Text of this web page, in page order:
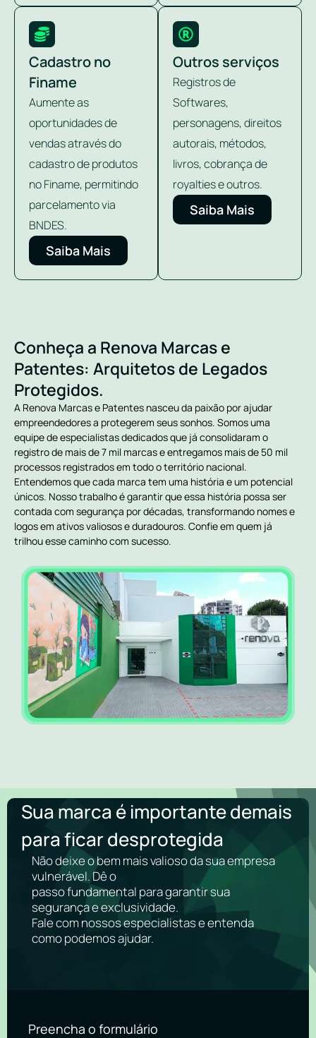
Cadastro no
Finame
Aumente as
oportunidades de
vendas através do
cadastro de produtos
no Finame, permitindo
parcelamento via
BNDES.
Saiba Mais
Outros serviços
Registros de
Softwares,
personagens, direitos
autorais, métodos,
livros, cobrança de
royalties e outros.
Saiba Mais
Conheça a Renova Marcas e
Patentes: Arquitetos de Legados
Protegidos.
A Renova Marcas e Patentes nasceu da paixão por ajudar
empreendedores a protegerem seus sonhos. Somos uma
equipe de especialistas dedicados que já consolidaram o
registro de mais de 7 mil marcas e entregamos mais de 50 mil
processos registrados em todo o território nacional.
Entendemos que cada marca tem uma história e um potencial
únicos. Nosso trabalho é garantir que essa história possa ser
contada com segurança por décadas, transformando nomes e
logos em ativos valiosos e duradouros. Confie em quem já
trilhou esse caminho com sucesso.
Sua marca é importante demais
para ficar desprotegida
Não deixe o bem mais valioso da sua empresa
vulnerável. Dê o
passo fundamental para garantir sua
segurança e exclusividade.
Fale com nossos especialistas e entenda
como podemos ajudar.
Preencha o formulário